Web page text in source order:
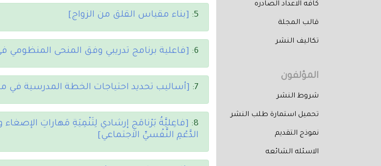
كافه الاعداد الصادره
قالب المجلة
تكاليف النشر
المؤلفون
شروط النشر
تحميل استمارة طلب النشر
نموذج التقديم
الاسئله الشائعه
تم إصدار العدد الثالث من
5: [بناء مقياس القلق من الزواج]
6: [فاعلية برنامج تدريبي وفق المنحى المنظومي
7: [أساليب تحديد احتياجات الخطة المدرسية
8:
[فاعِليَّةُ بَرْنامَجِ إرشادي لِتَنْمِيَةِ مَهاراتِ
الدَّعْمِ النَّفْسيِّ الاجتماعي]